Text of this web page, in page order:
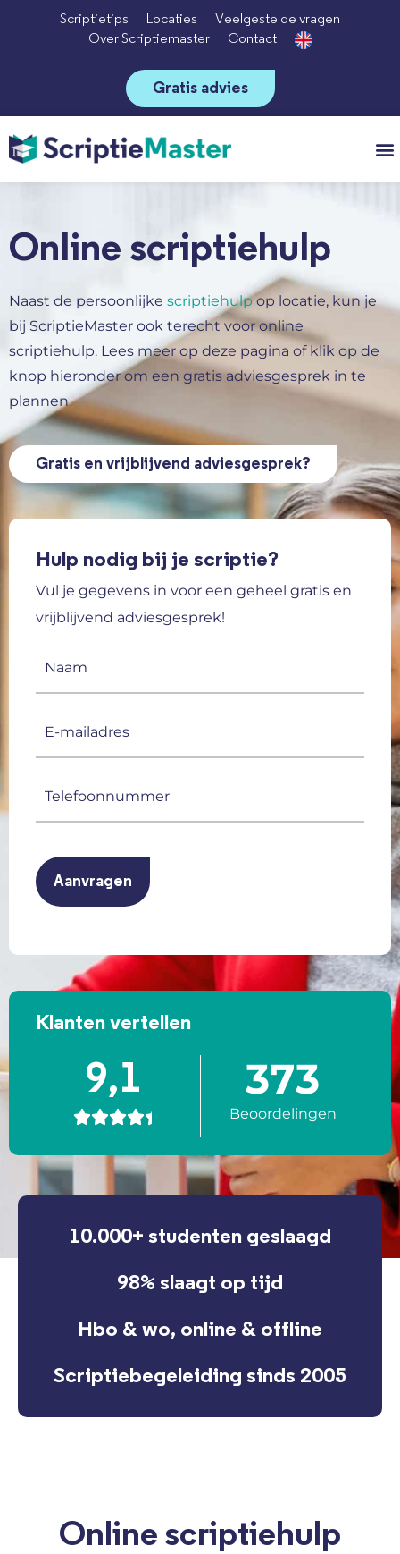
Scriptietips Locaties
Veelgestelde vragen
Over Scriptiemaster
Contact
Gratis advies
Online scriptiehulp
Naast de persoonlijke scriptiehulpop locatie, kun je
bij ScriptieMaster ook terecht vooronline
scriptiehulp. Lees meer op deze pagina of klik op de
knop hieronder om een gratis adviesgesprek in te
plannen
Gratis en vrijblijvend adviesgesprek?
Hulp nodig bij je scriptie?
Vul je gegevens in voor een geheel gratis en
vrijblijvend adviesgesprek!
Klanten vertellen
9,1

373
Beoordelingen
10.000+ studenten geslaagd
98% slaagt op tijd
Hbo & wo, online & offline
Scriptiebegeleiding sinds 2005
Online scriptiehulp